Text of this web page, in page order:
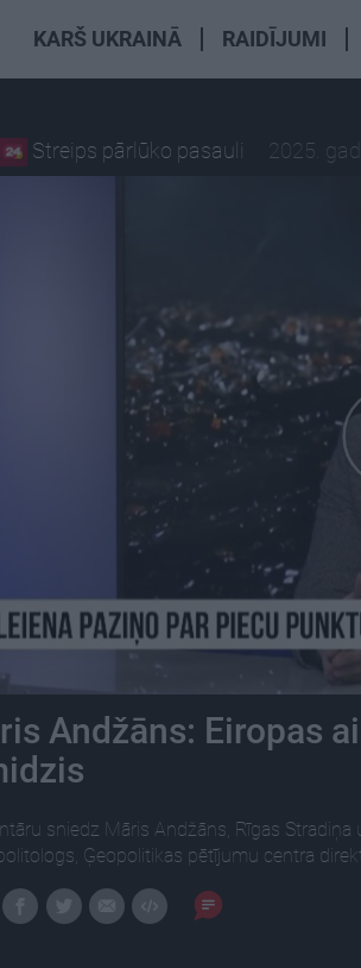
KARŠ UKRAINĀ RAIDĪJUMI
Streips pārlūko pasauli 2025.
Andžāns: Eiropas
sniedz Māris Andžāns, Rīgas Stradiņa
Ģeopolitikas pētījumu centra